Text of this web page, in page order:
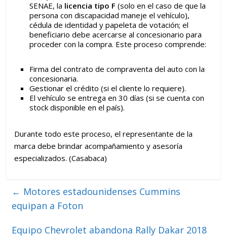
SENAE, la licencia tipo F (solo en el caso de que la
persona con discapacidad maneje el vehículo),
cédula de identidad y papeleta de votación; el
beneficiario debe acercarse al concesionario para
proceder con la compra. Este proceso comprende:
Firma del contrato de compraventa del auto con la
concesionaria.
Gestionar el crédito (si el cliente lo requiere).
El vehículo se entrega en 30 días (si se cuenta con
stock disponible en el país).
Durante todo este proceso, el representante de la
marca debe brindar acompañamiento y asesoría
especializados. (Casabaca)
← Motores estadounidenses Cummins
equipan a Foton
Equipo Chevrolet abandona Rally Dakar 2018